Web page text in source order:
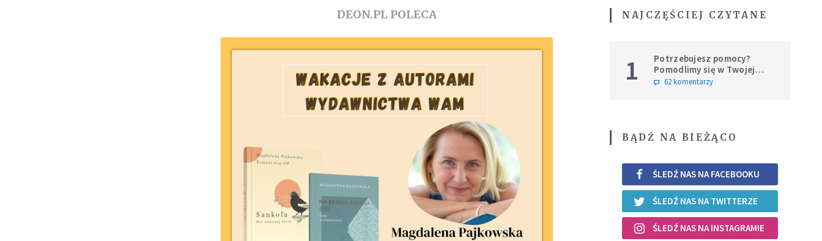
DEON.PL POLECA NAJCZĘŚCIEJ CZYTANE
1
Potrzebujesz pomocy?
Pomodlimy się w Twojej
intencji
62 komentarzy
BĄDŹ NA BIEŻĄCO
ŚLEDŹ NAS NA FACEBOOKU
ŚLEDŹ NAS NA TWITTERZE
ŚLEDŹ NAS NA INSTAGRAMIE